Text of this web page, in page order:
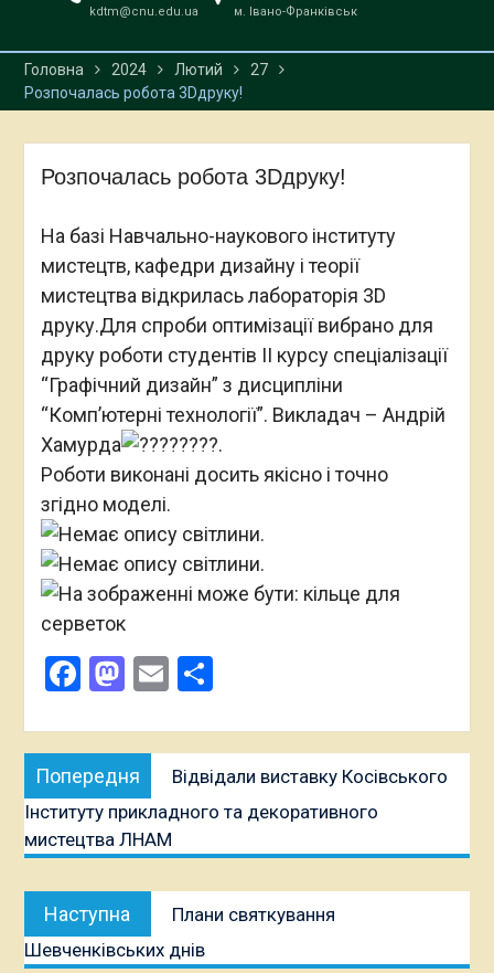
виставковому центрі
національного
університету відбулися
«Луканічні читання»
Богородиці Манявської
порушеннями зору
kdtm@cnu.edu.ua
м. Івано-Франківськ
Головна 2024 Лютий
27
Розпочалась робота 3Dдруку!
Розпочалась робота 3Dдруку!
На базі Навчально-наукового інституту
мистецтв, кафедри дизайну і теорії
мистецтва відкрилась лабораторія 3D
друку.Для спроби оптимізації вибрано для
друку роботи студентів ІІ курсу спеціалізації
“Графічний дизайн” з дисципліни
“Комп’ютерні технології”. Викладач – Андрій
Хамурда
.
Роботи виконані досить якісно і точно
згідно моделі.
Facebook
Mastodon
EmailПоділитися
Навігація
записів
Попередня
публікація:
Відвідали виставку Косівського
Інституту прикладного та декоративного
мистецтва ЛНАМ
Наступна
публікація:
Плани святкування
Шевченківських днів